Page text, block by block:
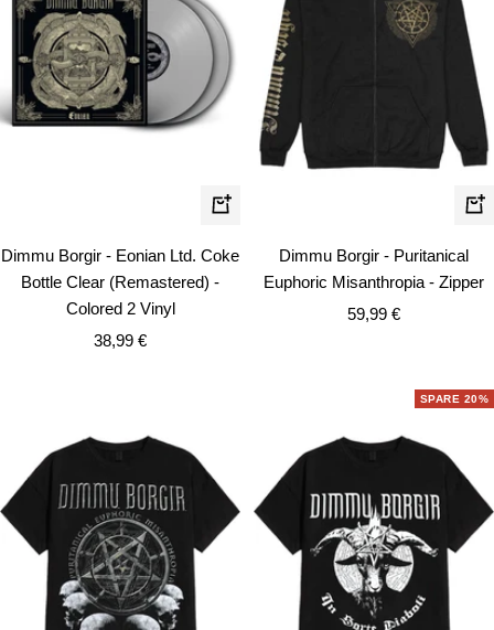
In
den
Warenkorb
Dimmu Borgir - Eonian Ltd. Coke
Bottle Clear (Remastered) -
Colored 2 Vinyl
Angebotspreis
38,99 €
Dimmu Borgir - Puritanical
Euphoric Misanthropia - Zipper
Angebotspreis
59,99 €
SPARE 20%